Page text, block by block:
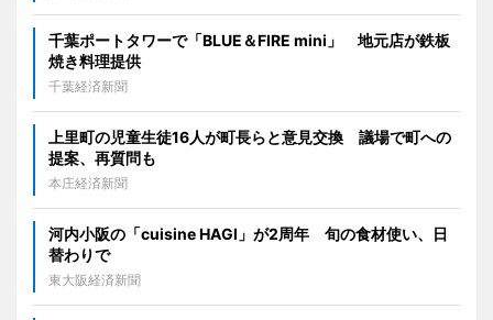
千葉ポートタワーで「BLUE＆FIRE mini」 地元店が鉄板
焼き料理提供
千葉経済新聞
上里町の児童生徒16人が町長らと意見交換 議場で町への
提案、再質問も
本庄経済新聞
河内小阪の「cuisine HAGI」が2周年 旬の食材使い、日
替わりで
東大阪経済新聞